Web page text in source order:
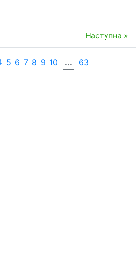
Наступна »
5 6 7 8 9 10 ... 63